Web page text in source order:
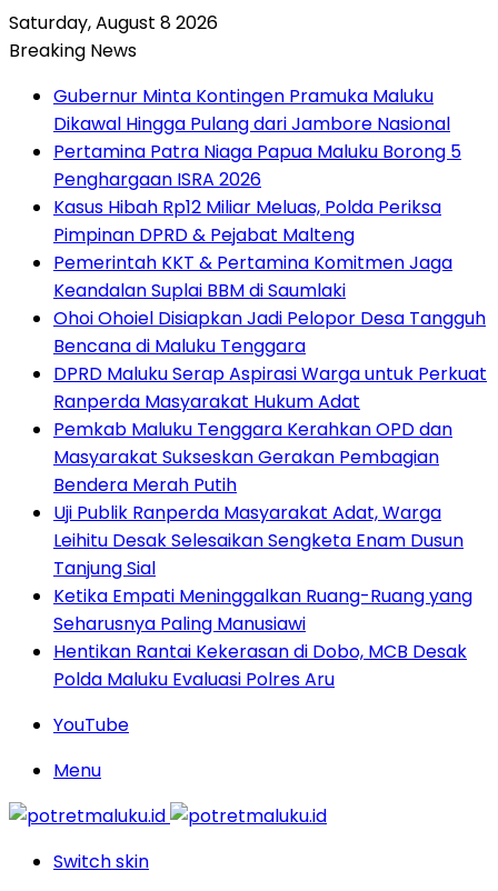
Saturday, August 8 2026
Breaking News
Gubernur Minta Kontingen Pramuka Maluku
Dikawal Hingga Pulang dari Jambore Nasional
Pertamina Patra Niaga Papua Maluku Borong 5
Penghargaan ISRA 2026
Kasus Hibah Rp12 Miliar Meluas, Polda Periksa
Pimpinan DPRD & Pejabat Malteng
Pemerintah KKT & Pertamina Komitmen Jaga
Keandalan Suplai BBM di Saumlaki
Ohoi Ohoiel Disiapkan Jadi Pelopor Desa Tangguh
Bencana di Maluku Tenggara
DPRD Maluku Serap Aspirasi Warga untuk Perkuat
Ranperda Masyarakat Hukum Adat
Pemkab Maluku Tenggara Kerahkan OPD dan
Masyarakat Sukseskan Gerakan Pembagian
Bendera Merah Putih
Uji Publik Ranperda Masyarakat Adat, Warga
Leihitu Desak Selesaikan Sengketa Enam Dusun
Tanjung Sial
Ketika Empati Meninggalkan Ruang-Ruang yang
Seharusnya Paling Manusiawi
Hentikan Rantai Kekerasan di Dobo, MCB Desak
Polda Maluku Evaluasi Polres Aru
YouTube
Menu
Switch skin